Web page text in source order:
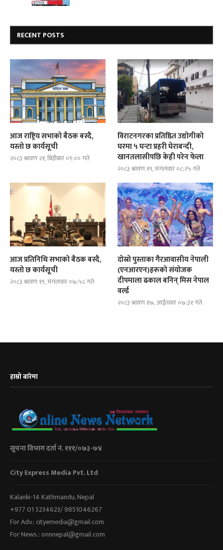
RECENT POSTS
आज राष्ट्रिय सभाको बैठक बस्दै,
यस्तो छ कार्यसूची
२०८३ श्रावण २१, बिहीबार ०९:०० गते
विराटनगरका प्रतिष्ठित उद्योगीको
घरमा ५ घन्टा प्रहरी घेराबन्दी,
खानतलासीपछि केही परेन फेला
२०८३ श्रावण १९, मंगलवार ०८:२५ गते
आज प्रतिनिधि सभाको बैठक बस्दै,
यस्तो छ कार्यसूची
२०८३ श्रावण १९, मंगलवार ०७:५८ गते
दोस्रो पुस्ताका गैरआवासीय नेपाली
(एनआरएन)हरूको संयोजक
दीपमाला ढकाल बनिन् मिस नेपाल
वर्ल्ड
२०८३ श्रावण १७, आईतवार ०७:३१ गते
हाम्रो बारेमा
सूचना विभाग दर्ता नं. १११/०७३-७४
City Express Media Pvt. Ltd
Kalanki-14 Kathmandu, Nepal
+977 01 5234623/ 9851046267
For Adv.: cityemedia@gmail.com
For News.: onnnepal@gmail.com